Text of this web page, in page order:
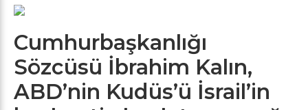
Cumhurbaşkanlığı
Sözcüsü İbrahim Kalın,
ABD’nin Kudüs’ü İsrail’in